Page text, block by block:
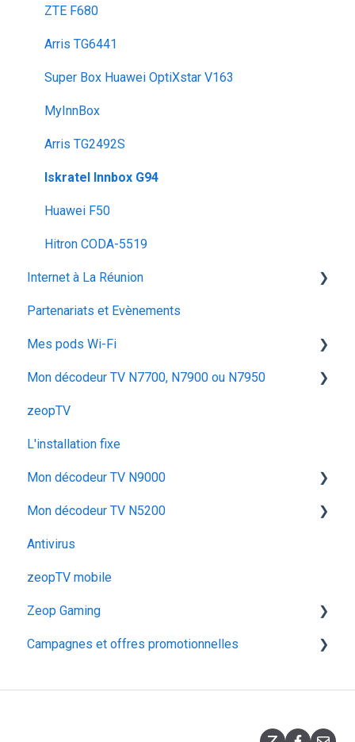
ZTE F680
Arris TG6441
Super Box Huawei OptiXstar V163
MyInnBox
Arris TG2492S
Iskratel Innbox G94
Huawei F50
Hitron CODA‑5519
Internet à La Réunion
La fibre optique
Partenariats et Evènements
Mes pods Wi-Fi
Huawei OptiXstar K153
Iskratel Innbox M92
Configurer & Utiliser : Mes Pods
Mon décodeur TV N7700, N7900 ou N7950
Configurer mon décodeur TV
Utiliser mon décodeur TV
Dépanner mon décodeur TV
zeopTV
L'installation fixe
Mon décodeur TV N9000
Utiliser mon décodeur TV N9000
Dépanner mon décodeur TV N9000
Configurer mon décodeur TV N9000
Mon décodeur TV N5200
Configurer mon décodeur TV N5200
Antivirus
zeopTV mobile
Zeop Gaming
Présentation
Campagnes et offres promotionnelles